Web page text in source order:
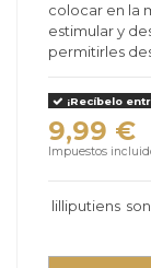
colocar en la
estimular y
permitirles
¡Recíbelo
9,99 €
Impuestos
lilliputiens